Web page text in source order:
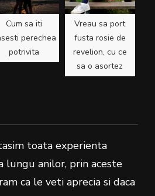
Cum sa iti
perechea
potrivita
Vreau sa port
fusta rosie de
revelion, cu ce
sa o asortez
toata experienta
lungu anilor, prin aceste
ca le veti aprecia si daca